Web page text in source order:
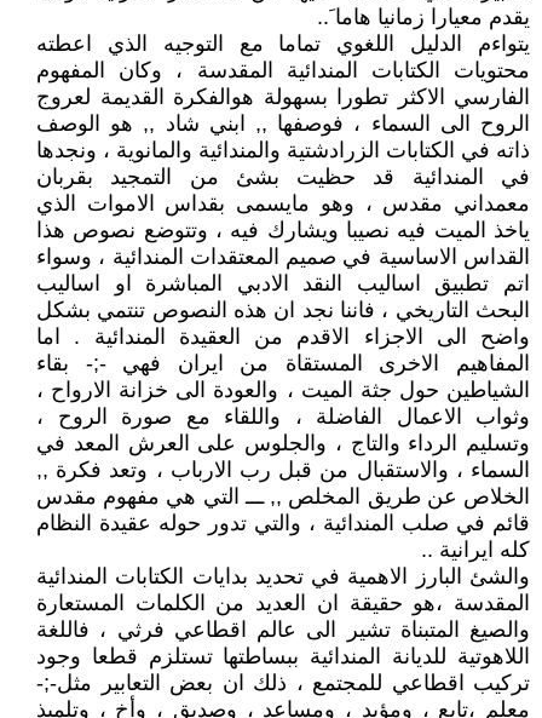
يقدم معيارا زمانيا هاما َ..
يتواءم الدليل اللغوي تماما مع التوجيه الذي اعطته
محتويات الكتابات المندائية المقدسة ، وكان المفهوم
الفارسي الاكثر تطورا بسهولة هوالفكرة القديمة لعروج
الروح الى السماء ، فوصفها ,, ابني شاد ,, هو الوصف
ذاته في الكتابات الزرادشتية والمندائية والمانوية ، ونجدها
في المندائية قد حظيت بشئ من التمجيد بقربان
معمداني مقدس ، وهو مايسمى بقداس الاموات الذي
ياخذ الميت فيه نصيبا ويشارك فيه ، وتتوضع نصوص هذا
القداس الاساسية في صميم المعتقدات المندائية ، وسواء
اتم تطبيق اساليب النقد الادبي المباشرة او اساليب
البحث التاريخي ، فاننا نجد ان هذه النصوص تنتمي بشكل
واضح الى الاجزاء الاقدم من العقيدة المندائية . اما
المفاهيم الاخرى المستقاة من ايران فهي -;- بقاء
الشياطين حول جثة الميت ، والعودة الى خزانة الارواح ،
وثواب الاعمال الفاضلة ، واللقاء مع صورة الروح ،
وتسليم الرداء والتاج ، والجلوس على العرش المعد في
السماء ، والاستقبال من قبل رب الارباب ، وتعد فكرة ,,
الخلاص عن طريق المخلص ,, ـــ التي هي مفهوم مقدس
قائم في صلب المندائية ، والتي تدور حوله عقيدة النظام
كله ايرانية ..
والشئ البارز الاهمية في تحديد بدايات الكتابات المندائية
المقدسة ،هو حقيقة ان العديد من الكلمات المستعارة
والصيغ المتبناة تشير الى عالم اقطاعي فرثي ، فاللغة
اللاهوتية للديانة المندائية ببساطتها تستلزم قطعا وجود
تركيب اقطاعي للمجتمع ، ذلك ان بعض التعابير مثل-;-
معلم ،تابع ، ومؤيد ، ومساعد ، وصديق ، وأخ ، وتلميذ